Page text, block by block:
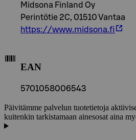
Midsona Finland Oy
Perintötie 2C, 01510 Vantaa
https://www.midsona.fi
EAN
5701058006543
Päivitämme palvelun tuotetietoja
kuitenkin tarkistamaan ainesosat aina